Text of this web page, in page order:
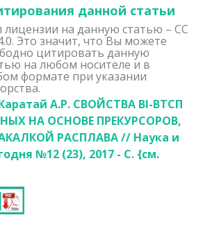
данной статьи
лицензии на данную статью – CC
Это значит, что Вы можете
цитировать данную
на любом носителе и в
формате при указании
А.Р. СВОЙСТВА BI-ВТСП
НА ОСНОВЕ ПРЕКУРСОРОВ,
РАСПЛАВА // Наука и
№12 (23), 2017 - С. {см.